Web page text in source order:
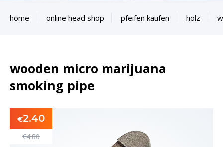
home online head shop pfeifen kaufen holz
wooden micro marijuana
smoking pipe
€2.40
€4.80